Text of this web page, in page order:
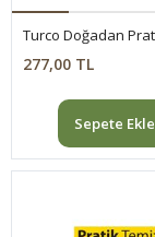
277,00 TL
Sepete Ekle